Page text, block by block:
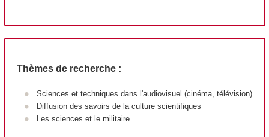
Thèmes de recherche :
Sciences et techniques dans l'audiovisuel (cinéma, télévision)
Diffusion des savoirs de la culture scientifiques
Les sciences et le militaire